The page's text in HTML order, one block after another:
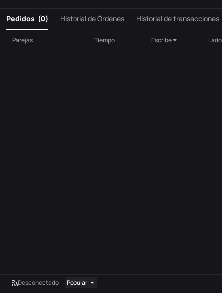
Pedidos (0) Historial de Órdenes Historial de transacciones
Parejas Tiempo Escribe Lado
Desconectado Popular